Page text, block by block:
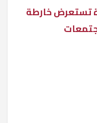
تستعرض خارطة